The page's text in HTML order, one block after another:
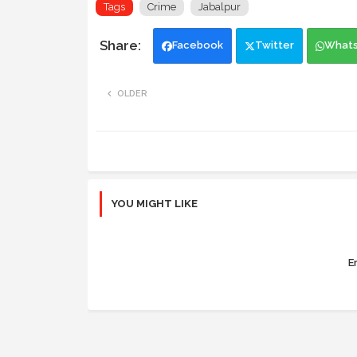
Tags Crime Jabalpur
Facebook Twitter
OLDER
YOU MIGHT LIKE